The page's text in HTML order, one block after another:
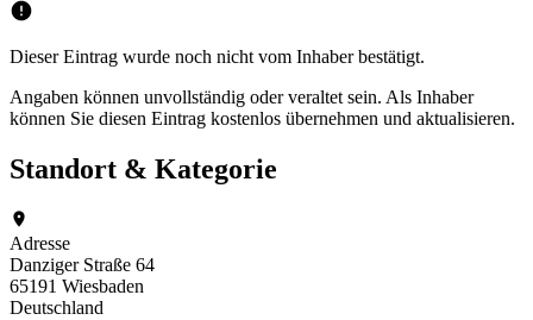
Dieser Eintrag wurde noch nicht vom Inhaber bestätigt.
Angaben können unvollständig oder veraltet sein. Als Inhaber
können Sie diesen Eintrag kostenlos übernehmen und aktualisieren.
Standort & Kategorie
Adresse
Danziger Straße 64
65191 Wiesbaden
Deutschland